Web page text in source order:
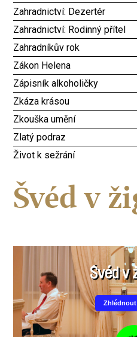
Zahradnictví: Dezertér
Zahradnictví: Rodinný přítel
Zahradníkův rok
Zákon Helena
Zápisník alkoholičky
Zkáza krásou
Zkouška umění
Zlatý podraz
Život k sežrání
Švéd v